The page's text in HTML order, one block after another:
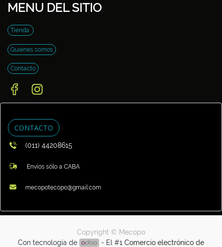
MENU DEL SITIO
Tienda
Quienes somos
Contacto
CONTACTO
(011) 44208615
Envíos sólo a CABA
mecopotecopo@gmail.com
Copyright © Mecopo
Con tecnología de
- El #1Comercio electrónico de